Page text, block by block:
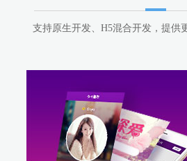
支持原生开发、H5混合开发，提供